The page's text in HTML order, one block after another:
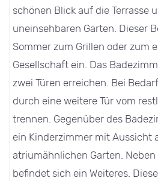
schönen Blick auf die Terrasse
uneinsehbaren Garten. Dieser
Sommer zum Grillen oder zum
Gesellschaft ein. Das
zwei Türen erreichen. Bei
durch eine weitere Tür vom
trennen. Gegenüber des
ein Kinderzimmer mit Aussicht
atriumähnlichen Garten.
befindet sich ein Weiteres.